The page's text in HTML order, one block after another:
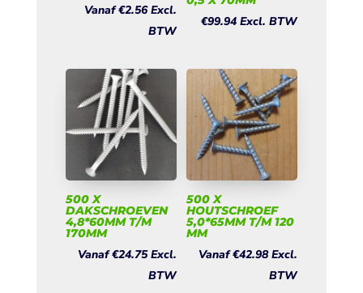
Vanaf€2.56 Excl.
BTW
€99.94 Excl. BTW
500 X
DAKSCHROEVEN
4,8*60MM T/M
170MM
Vanaf€24.75 Excl.
BTW
500 X
HOUTSCHROEF
5,0*65MM T/M 120
MM
Vanaf€42.98 Excl.
BTW